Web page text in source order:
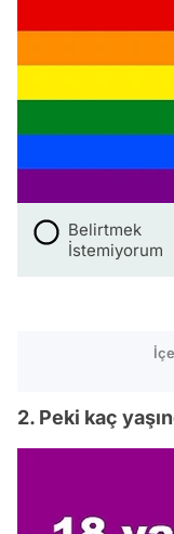
Belirtmek
İstemiyorum
2. Peki kaç